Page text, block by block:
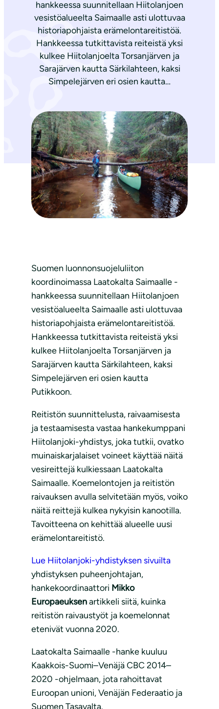
hankkeessa suunnitellaan Hiitolanjoen
vesistöalueelta Saimaalle asti ulottuvaa
historiapohjaista erämelontareitistöä.
Hankkeessa tutkittavista reiteistä yksi
kulkee Hiitolanjoelta Torsanjärven ja
Sarajärven kautta Särkilahteen, kaksi
Simpelejärven eri osien kautta…
Suomen luonnonsuojeluliiton
koordinoimassa Laatokalta Saimaalle -
hankkeessa suunnitellaan Hiitolanjoen
vesistöalueelta Saimaalle asti ulottuvaa
historiapohjaista erämelontareitistöä.
Hankkeessa tutkittavista reiteistä yksi
kulkee Hiitolanjoelta Torsanjärven ja
Sarajärven kautta Särkilahteen, kaksi
Simpelejärven eri osien kautta
Putikkoon.
Reitistön suunnittelusta, raivaamisesta
ja testaamisesta vastaa hankekumppani
Hiitolanjoki-yhdistys, joka tutkii, ovatko
muinaiskarjalaiset voineet käyttää näitä
vesireittejä kulkiessaan Laatokalta
Saimaalle. Koemelontojen ja reitistön
raivauksen avulla selvitetään myös, voiko
näitä reittejä kulkea nykyisin kanootilla.
Tavoitteena on kehittää alueelle uusi
erämelontareitistö.
Lue Hiitolanjoki-yhdistyksen sivuilta
yhdistyksen puheenjohtajan,
hankekoordinaattori Mikko
Europaeuksenartikkeli siitä, kuinka
reitistön raivaustyöt ja koemelonnat
etenivät vuonna 2020.
Laatokalta Saimaalle -hanke kuuluu
Kaakkois-Suomi–Venäjä CBC 2014–
2020 -ohjelmaan, jota rahoittavat
Euroopan unioni, Venäjän Federaatio ja
Suomen Tasavalta.